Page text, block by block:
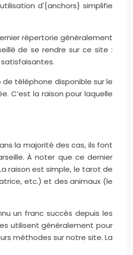
d'{anchors} simplifie
répertorie généralement
de se rendre sur ce site :
de téléphone disponible sur le
C’est la raison pour laquelle
la majorité des cas, ils font
À noter que ce dernier
raison est simple, le tarot de
etc.) et des animaux (le
un franc succès depuis les
utilisent généralement pour
méthodes sur notre site. La